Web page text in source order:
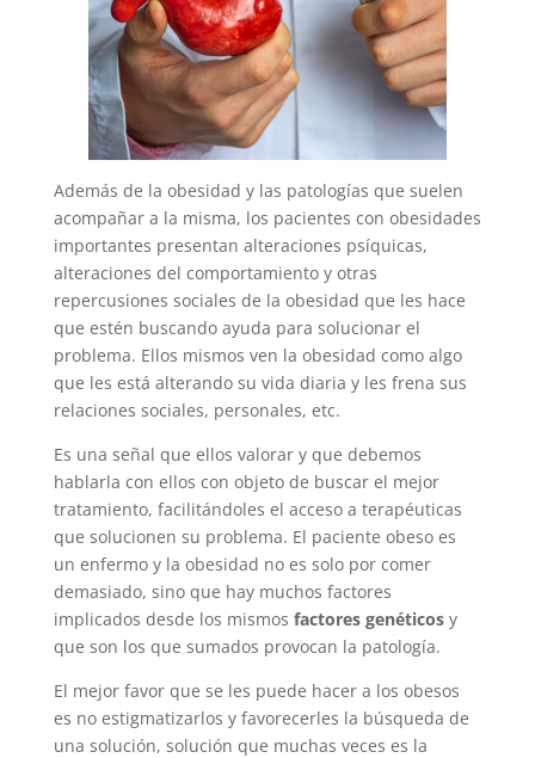
Además de la obesidad y las patologías que suelen
acompañar a la misma, los pacientes con obesidades
importantes presentan alteraciones psíquicas,
alteraciones del comportamiento y otras
repercusiones sociales de la obesidad que les hace
que estén buscando ayuda para solucionar el
problema. Ellos mismos ven la obesidad como algo
que les está alterando su vida diaria y les frena sus
relaciones sociales, personales, etc.
Es una señal que ellos valorar y que debemos
hablarla con ellos con objeto de buscar el mejor
tratamiento, facilitándoles el acceso a terapéuticas
que solucionen su problema. El paciente obeso es
un enfermo y la obesidad no es solo por comer
demasiado, sino que hay muchos factores
implicados desde los mismos factores genéticosy
que son los que sumados provocan la patología.
El mejor favor que se les puede hacer a los obesos
es no estigmatizarlos y favorecerles la búsqueda de
una solución, solución que muchas veces es la